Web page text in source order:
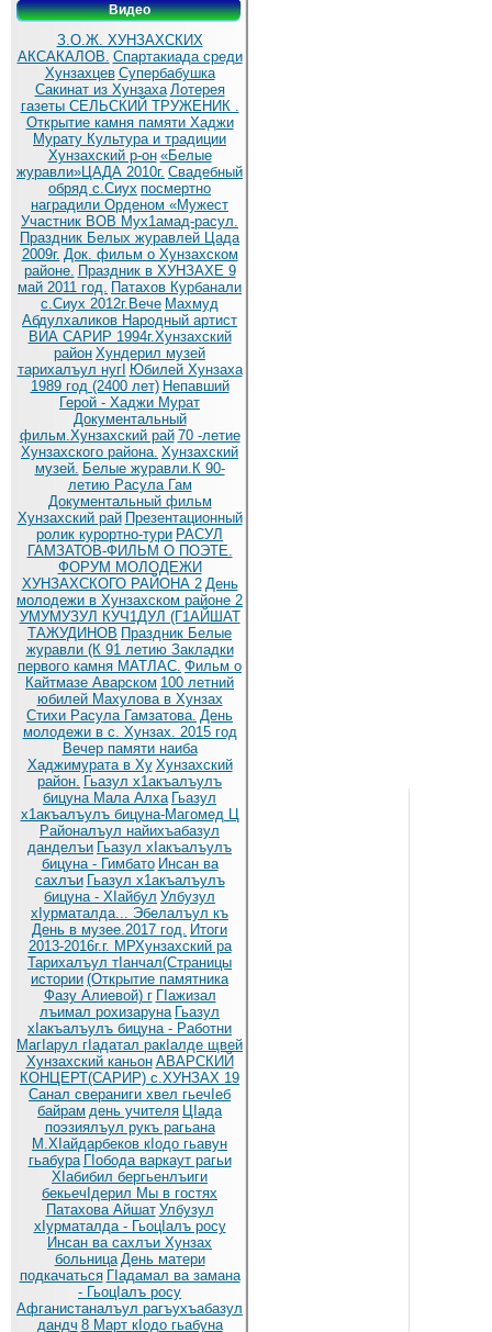
Видео
З.О.Ж. ХУНЗАХСКИХ
АКСАКАЛОВ. Спартакиада среди
Хунзахцев Супербабушка
Сакинат из Хунзаха Лотерея
газеты СЕЛЬСКИЙ ТРУЖЕНИК .
Открытие камня памяти Хаджи
Мурату Культура и традиции
Хунзахский р-он «Белые
журавли»ЦАДА 2010г. Cвадебный
обряд c.Сиух посмертно
наградили Орденом «Мужест
Участник ВОВ Мух1амад-расул.
Праздник Белых журавлей Цада
2009г. Док. фильм о Хунзахском
районе. Праздник в ХУНЗАХЕ 9
май 2011 год. Патахов Курбанали
с.Сиух 2012г.Вече Махмуд
Абдулхаликов Народный артист
ВИА САРИР 1994г.Хунзахский
район Хундерил музей
тарихалъул нугI Юбилей Хунзаха
1989 год (2400 лет) Непавший
Герой - Хаджи Мурат
Документальный
фильм.Хунзахский рай 70 -летие
Хунзахского района. Хунзахский
музей. Белые журавли.К 90-
летию Расула Гам
Документальный фильм
Хунзахский рай Презентационный
ролик курортно-тури РАСУЛ
ГАМЗАТОВ-ФИЛЬМ О ПОЭТЕ.
ФОРУМ МОЛОДЕЖИ
ХУНЗАХСКОГО РАЙОНА 2 День
молодежи в Хунзахском районе 2
УМУМУЗУЛ КУЧ1ДУЛ (Г1АЙШАТ
ТАЖУДИНОВ Праздник Белые
журавли (К 91 летию Закладки
первого камня МАТЛАС. Фильм о
Кайтмазе Аварском 100 летний
юбилей Махулова в Хунзах
Стихи Расула Гамзатова. День
молодежи в с. Хунзах. 2015 год
Вечер памяти наиба
Хаджимурата в Ху Хунзахский
район. Гьазул х1акъалъулъ
бицуна Мала Алха Гьазул
х1акъалъулъ бицуна-Магомед Ц
Районалъул найихъабазул
данделъи Гьазул хIакъалъулъ
бицуна - Гимбато Инсан ва
сахлъи Гьазул х1акъалъулъ
бицуна - ХIайбул Улбузул
хIурматалда... Эбелалъул къ
День в музее.2017 год. Итоги
2013-2016г.г. МРХунзахский ра
Тарихалъул тIанчал(Страницы
истории (Открытие памятника
Фазу Алиевой) г ГIажизал
лъимал рохизаруна Гьазул
хIакъалъулъ бицуна - Работни
МагIарул гIадатал ракIалде щвей
Хунзахский каньон АВАРСКИЙ
КОНЦЕРТ(САРИР) с.ХУНЗАХ 19
Санал свераниги хвел гьечIеб
байрам день учителя ЦIада
поэзиялъул рукъ рагьана
М.ХIайдарбеков кIодо гьавун
гьабура ГIобода варкаут рагьи
ХIабибил бергьенлъиги
бекьечIдерил Мы в гостях
Патахова Айшат Улбузул
хIурматалда - ГьоцIалъ росу
Инсан ва сахлъи Хунзах
больница День матери
подкачаться ГIадамал ва замана
- ГьоцIалъ росу
Афганистаналъул рагъухъабазул
дандч 8 Март кIодо гьабуна